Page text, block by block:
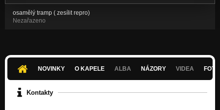
osamělý tramp ( zesílit repro)
Nezařazeno
NOVINKY O KAPELE ALBA NÁZORY VIDEA
Kontakty